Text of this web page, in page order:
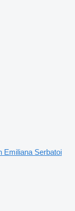
Emiliana Serbatoi